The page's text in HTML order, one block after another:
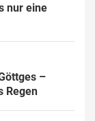
nur eine
–
Regen